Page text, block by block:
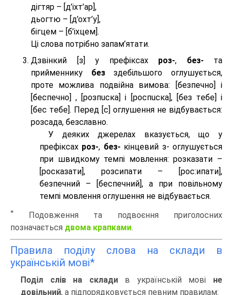
дігтяр – [д’іхт’ар],
дьогтю – [д’охт’у],
бігцем – [б’іхцем].
Ці слова потрібно запам’ятати.
Дзвінкий [з] у префіксах роз-, без- та
прийменнику безздебільшого оглушується,
проте можлива подвійна вимова: [безпeчно] і
[беспeчно] , [розпuска] і [роспuска], [без тeбе] і
[бес тeбе]. Перед [с] оглушення не відбувається:
розсада, безславно.
У деяких джерелах вказується, що у
префіксах роз-, без- кінцевий з- оглушується
при швидкому темпі мовлення: розказати –
[росказати], розсипати – [роc:ипати],
безпечний – [беспечний], а при повільному
темпі мовлення оглушення не відбувається.
*
Подовження та подвоєння приголосних
позначається двома крапками.
Правила поділу слова на склади в
українській мові*
Поділ слів на складив українській мові не
довільний, а підпорядковується певним правилам: